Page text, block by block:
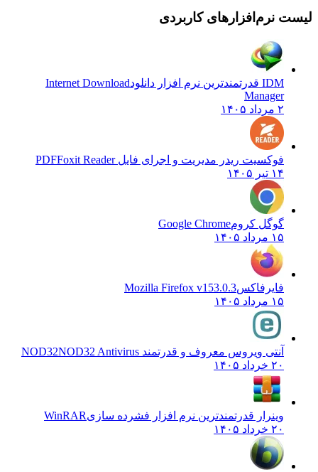
لیست نرم‌افزارهای کاربردی
IDM قدرتمندترین نرم افزار دانلود
Internet Download
Manager
۲ مرداد ۱۴۰۵
فوکسیت ریدر مدیریت و اجرای فایل PDFFoxit Reader
۱۴ تیر ۱۴۰۵
گوگل کرومGoogle Chrome
۱۵ مرداد ۱۴۰۵
فایرفاکسMozilla Firefox v153.0.3
۱۵ مرداد ۱۴۰۵
آنتی ویروس معروف و قدرتمند NOD32 NOD32 Antivirus
۲۰ خرداد ۱۴۰۵
وینرار قدرتمندترین نرم افزار فشرده سازیWinRAR
۲۰ خرداد ۱۴۰۵